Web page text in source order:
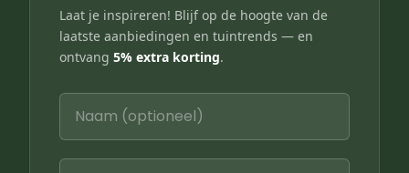
Laat je inspireren! Blijf op de hoogte van de
laatste aanbiedingen en tuintrends — en
ontvang 5% extra korting.